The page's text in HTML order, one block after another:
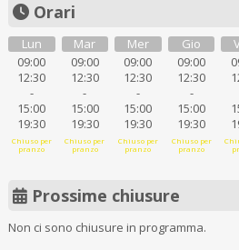
Orari
Lun
09:00
12:30
-
15:00
19:30
Chiuso per
pranzo
Mar
09:00
12:30
-
15:00
19:30
Chiuso per
pranzo
Mer
09:00
12:30
-
15:00
19:30
Chiuso per
pranzo
Gio
09:00
12:30
-
15:00
19:30
Chiuso per
pranzo
Prossime chiusure
Non ci sono chiusure in programma.